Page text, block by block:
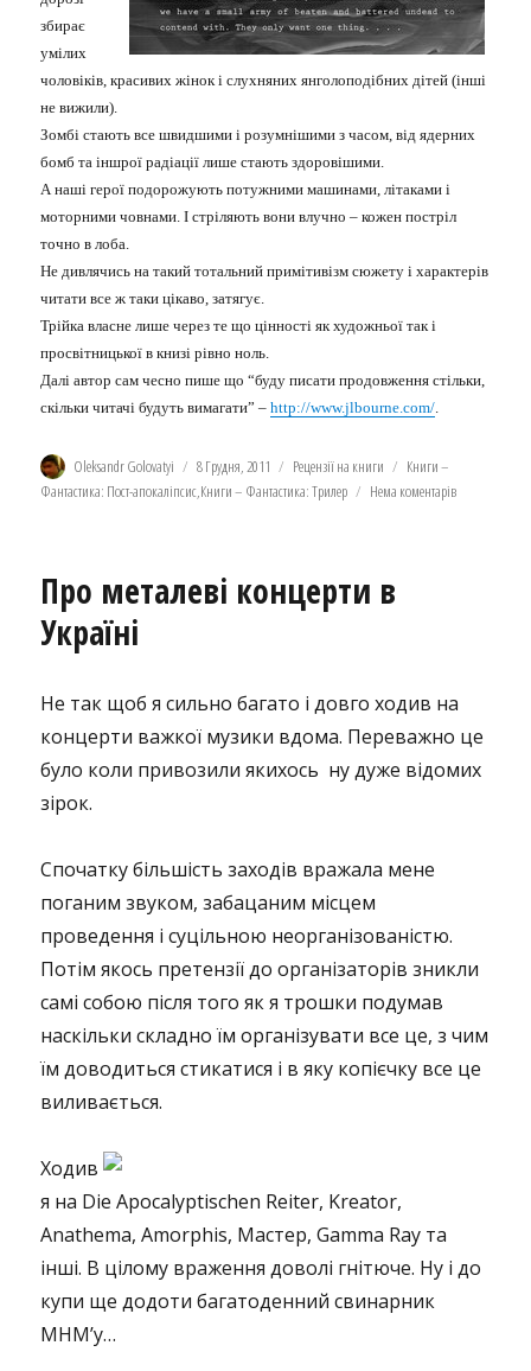
збирає
умілих
чоловіків, красивих жінок і слухняних янголоподібних дітей (інші
не вижили).
Зомбі стають все швидшими і розумнішими з часом, від ядерних
бомб та іншрої радіації лише стають здоровішими.
А наші герої подорожують потужними машинами, літаками і
моторними човнами. І стріляють вони влучно – кожен постріл
точно в лоба.
Не дивлячись на такий тотальний примітивізм сюжету і характерів
читати все ж таки цікаво, затягує.
Трійка власне лише через те що цінності як художньої так і
просвітницької в книзі рівно ноль.
Далі автор сам чесно пише що “буду писати продовження стільки,
скільки читачі будуть вимагати” –http://www.jlbourne.com/.
Автор
Oleksandr Golovatyi Оприлюднено
8 Грудня, 2011 Категорії
Рецензії на книги Позначки
Книги –
Фантастика: Пост-апокаліпсис,Книги – Фантастика: Трилер Нема коментарів
Про металеві концерти в
Україні
Не так щоб я сильно багато і довго ходив на
концерти важкої музики вдома. Переважно це
було коли привозили якихось ну дуже відомих
зірок.
Спочатку більшість заходів вражала мене
поганим звуком, забацаним місцем
проведення і суцільною неорганізованістю.
Потім якось претензії до організаторів зникли
самі собою після того як я трошки подумав
наскільки складно їм організувати все це, з чим
їм доводиться стикатися і в яку копієчку все це
виливається.
Ходив
я на Die Apocalyptischen Reiter, Kreator,
Anathema, Amorphis, Мастер, Gamma Ray та
інші. В цілому враження доволі гнітюче. Ну і до
купи ще додоти багатоденний свинарник
MHM’у…